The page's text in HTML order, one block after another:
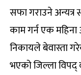
सफा गराउने अन्यत्र
काम गर्न एक
निकायले बेवास्ता
भएको जिल्ला